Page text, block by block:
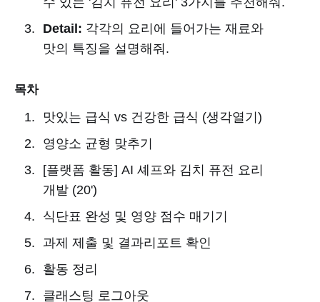
Detail: 각각의 요리에 들어가는 재료와
맛의 특징을 설명해줘.
목차
맛있는 급식 vs 건강한 급식 (생각열기)
영양소 균형 맞추기
[플랫폼 활동] AI 셰프와 김치 퓨전 요리
개발 (20')
식단표 완성 및 영양 점수 매기기
과제 제출 및 결과리포트 확인
활동 정리
클래스팅 로그아웃